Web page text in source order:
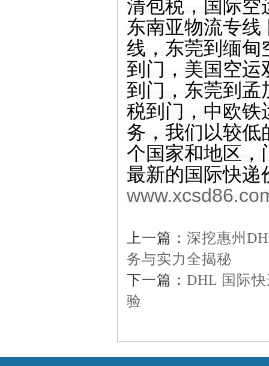
清包税 ， 国际空
东南亚物流专线
线，东莞到缅甸
到门，美国空运
到门，东莞到孟
税到门，中欧铁
务，我们以较低
个国家和地区，
最新的国际快递
上一篇： 深挖惠州
务与实力全揭秘
下一篇： DHL 国际
验